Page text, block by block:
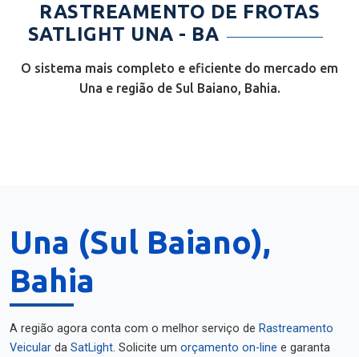
RASTREAMENTO DE FROTAS
SATLIGHT UNA - BA
O sistema mais completo e eficiente do mercado em
Una e região de Sul Baiano, Bahia.
Una (Sul Baiano),
Bahia
A região agora conta com o melhor serviço de Rastreamento
Veicular da SatLight. Solicite um orçamento on-line e garanta